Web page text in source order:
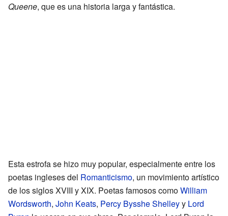
Queene, que es una historia larga y fantástica.
Esta estrofa se hizo muy popular, especialmente entre los
poetas ingleses del Romanticismo, un movimiento artístico
de los siglos XVIII y XIX. Poetas famosos comoWilliam
Wordsworth, John Keats, Percy Bysshe Shelleyy Lord